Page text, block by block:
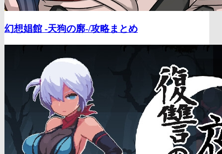
幻想娼館 -天狗の廓-/攻略まとめ